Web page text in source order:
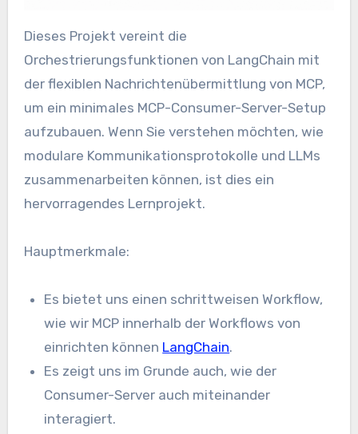
Dieses Projekt vereint die
Orchestrierungsfunktionen von LangChain mit
der flexiblen Nachrichtenübermittlung von MCP,
um ein minimales MCP-Consumer-Server-Setup
aufzubauen. Wenn Sie verstehen möchten, wie
modulare Kommunikationsprotokolle und LLMs
zusammenarbeiten können, ist dies ein
hervorragendes Lernprojekt.
Hauptmerkmale:
Es bietet uns einen schrittweisen Workflow,
wie wir MCP innerhalb der Workflows von
einrichten können LangChain.
Es zeigt uns im Grunde auch, wie der
Consumer-Server auch miteinander
interagiert.